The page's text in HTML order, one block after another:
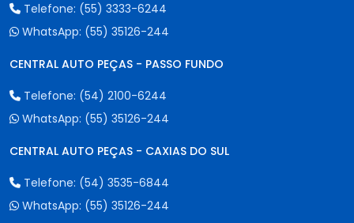
Telefone: (55) 3333-6244
WhatsApp: (55) 35126-244
CENTRAL AUTO PEÇAS - PASSO FUNDO
Telefone: (54) 2100-6244
WhatsApp: (55) 35126-244
CENTRAL AUTO PEÇAS - CAXIAS DO SUL
Telefone: (54) 3535-6844
WhatsApp: (55) 35126-244